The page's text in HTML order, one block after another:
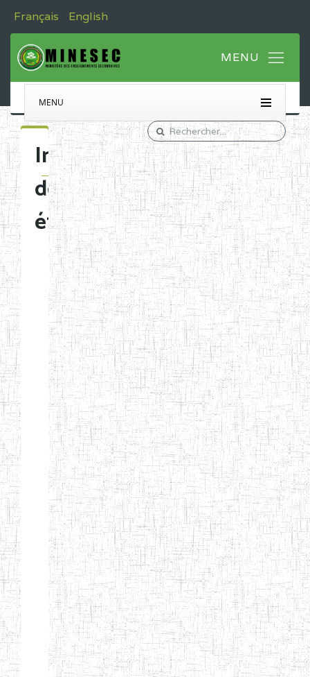
Français English
MENU
Immatriculation
des
établissements
Etablissements
d'enseignement
normal
ENI
Chercher:
Effacer les filtres
Denomination
Type
Nature